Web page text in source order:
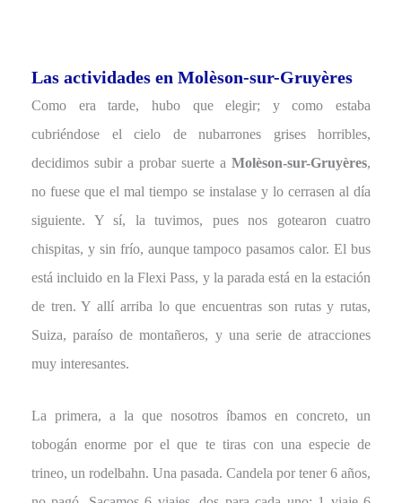
Las actividades en Molèson-sur-Gruyères
Como era tarde, hubo que elegir; y como estaba
cubriéndose el cielo de nubarrones grises horribles,
decidimos subir a probar suerte a Molèson-sur-Gruyères,
no fuese que el mal tiempo se instalase y lo cerrasen al día
siguiente. Y sí, la tuvimos, pues nos gotearon cuatro
chispitas, y sin frío, aunque tampoco pasamos calor. El bus
está incluido en la Flexi Pass, y la parada está en la estación
de tren. Y allí arriba lo que encuentras son rutas y rutas,
Suiza, paraíso de montañeros, y una serie de atracciones
muy interesantes.
La primera, a la que nosotros íbamos en concreto, un
tobogán enorme por el que te tiras con una especie de
trineo, un rodelbahn. Una pasada. Candela por tener 6 años,